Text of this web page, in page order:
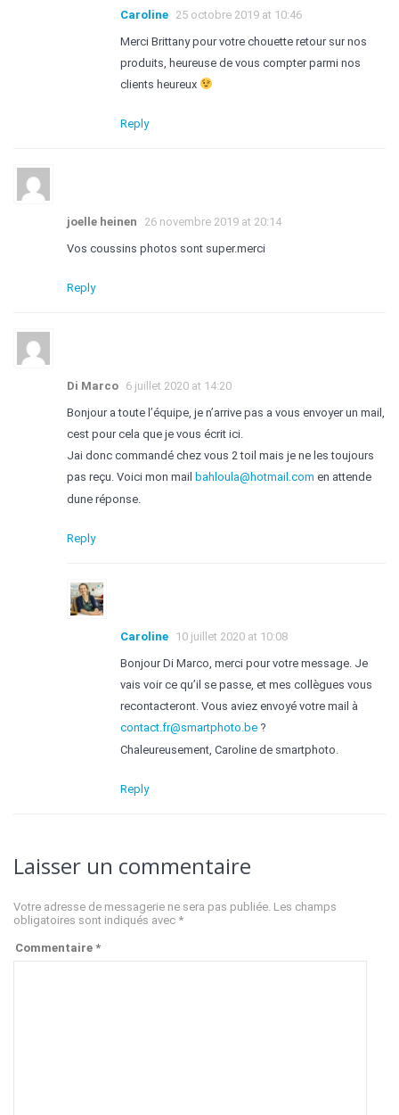
Caroline 25 octobre 2019 at 10:46
Merci Brittany pour votre chouette retour sur nos
produits, heureuse de vous compter parmi nos
clients heureux
Reply
joelle heinen
26 novembre 2019 at 20:14
Vos coussins photos sont super.merci
Reply
Di Marco 6 juillet 2020 at 14:20
Bonjour a toute l’équipe, je n’arrive pas a vous envoyer un mail,
cest pour cela que je vous écrit ici.
Jai donc commandé chez vous 2 toil mais je ne les toujours
pas reçu. Voici mon mail bahloula@hotmail.com en attende
dune réponse.
Reply
Caroline 10 juillet 2020 at 10:08
Bonjour Di Marco, merci pour votre message. Je
vais voir ce qu’il se passe, et mes collègues vous
recontacteront. Vous aviez envoyé votre mail à
contact.fr@smartphoto.be ?
Chaleureusement, Caroline de smartphoto.
Reply
Laisser un commentaire
Votre adresse de messagerie ne sera pas publiée. Les champs
obligatoires sont indiqués avec *
Commentaire *